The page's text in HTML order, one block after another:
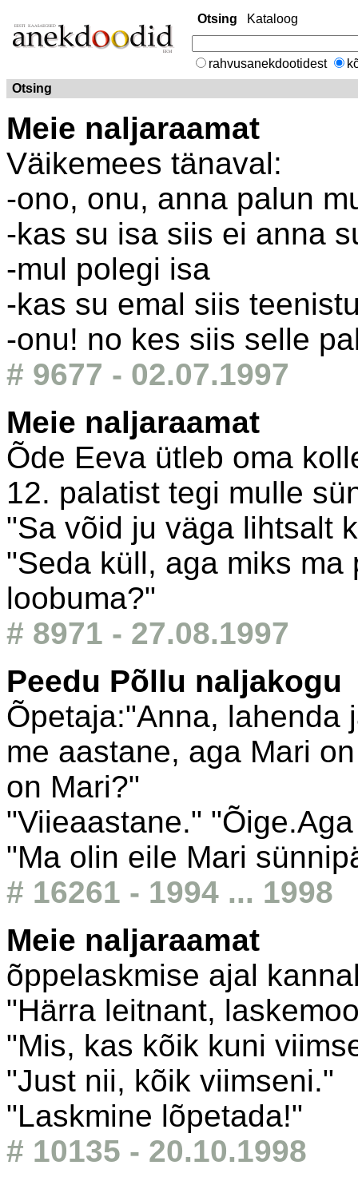
Otsing Kataloog
rahvusanekdootidest
Otsing
Meie naljaraamat
Väikemees tänaval:
-ono, onu, anna palun
-kas su isa siis ei anna
-mul polegi isa
-kas su emal siis
-onu! no kes siis selle
# 9677 - 02.07.1997
Meie naljaraamat
Õde Eeva ütleb oma
12. palatist tegi mulle
"Sa võid ju väga lihtsalt
"Seda küll, aga miks
loobuma?"
# 8971 - 27.08.1997
Peedu Põllu naljakogu
Õpetaja:"Anna, lahenda
me aastane, aga Mari
on Mari?"
"Viieaastane."
"Ma olin eile Mari
# 16261 - 1994 ... 1998
Meie naljaraamat
õppelaskmise ajal
"Härra leitnant,
"Mis, kas kõik kuni
"Just nii, kõik viimseni."
"Laskmine lõpetada!"
# 10135 - 20.10.1998